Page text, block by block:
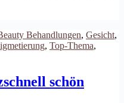
Behandlungen, Gesicht,
, Top-Thema,
schön